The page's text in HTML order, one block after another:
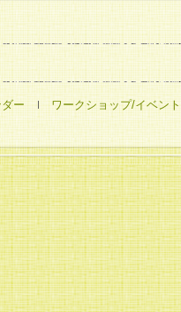
ー ワークショップ/イベント